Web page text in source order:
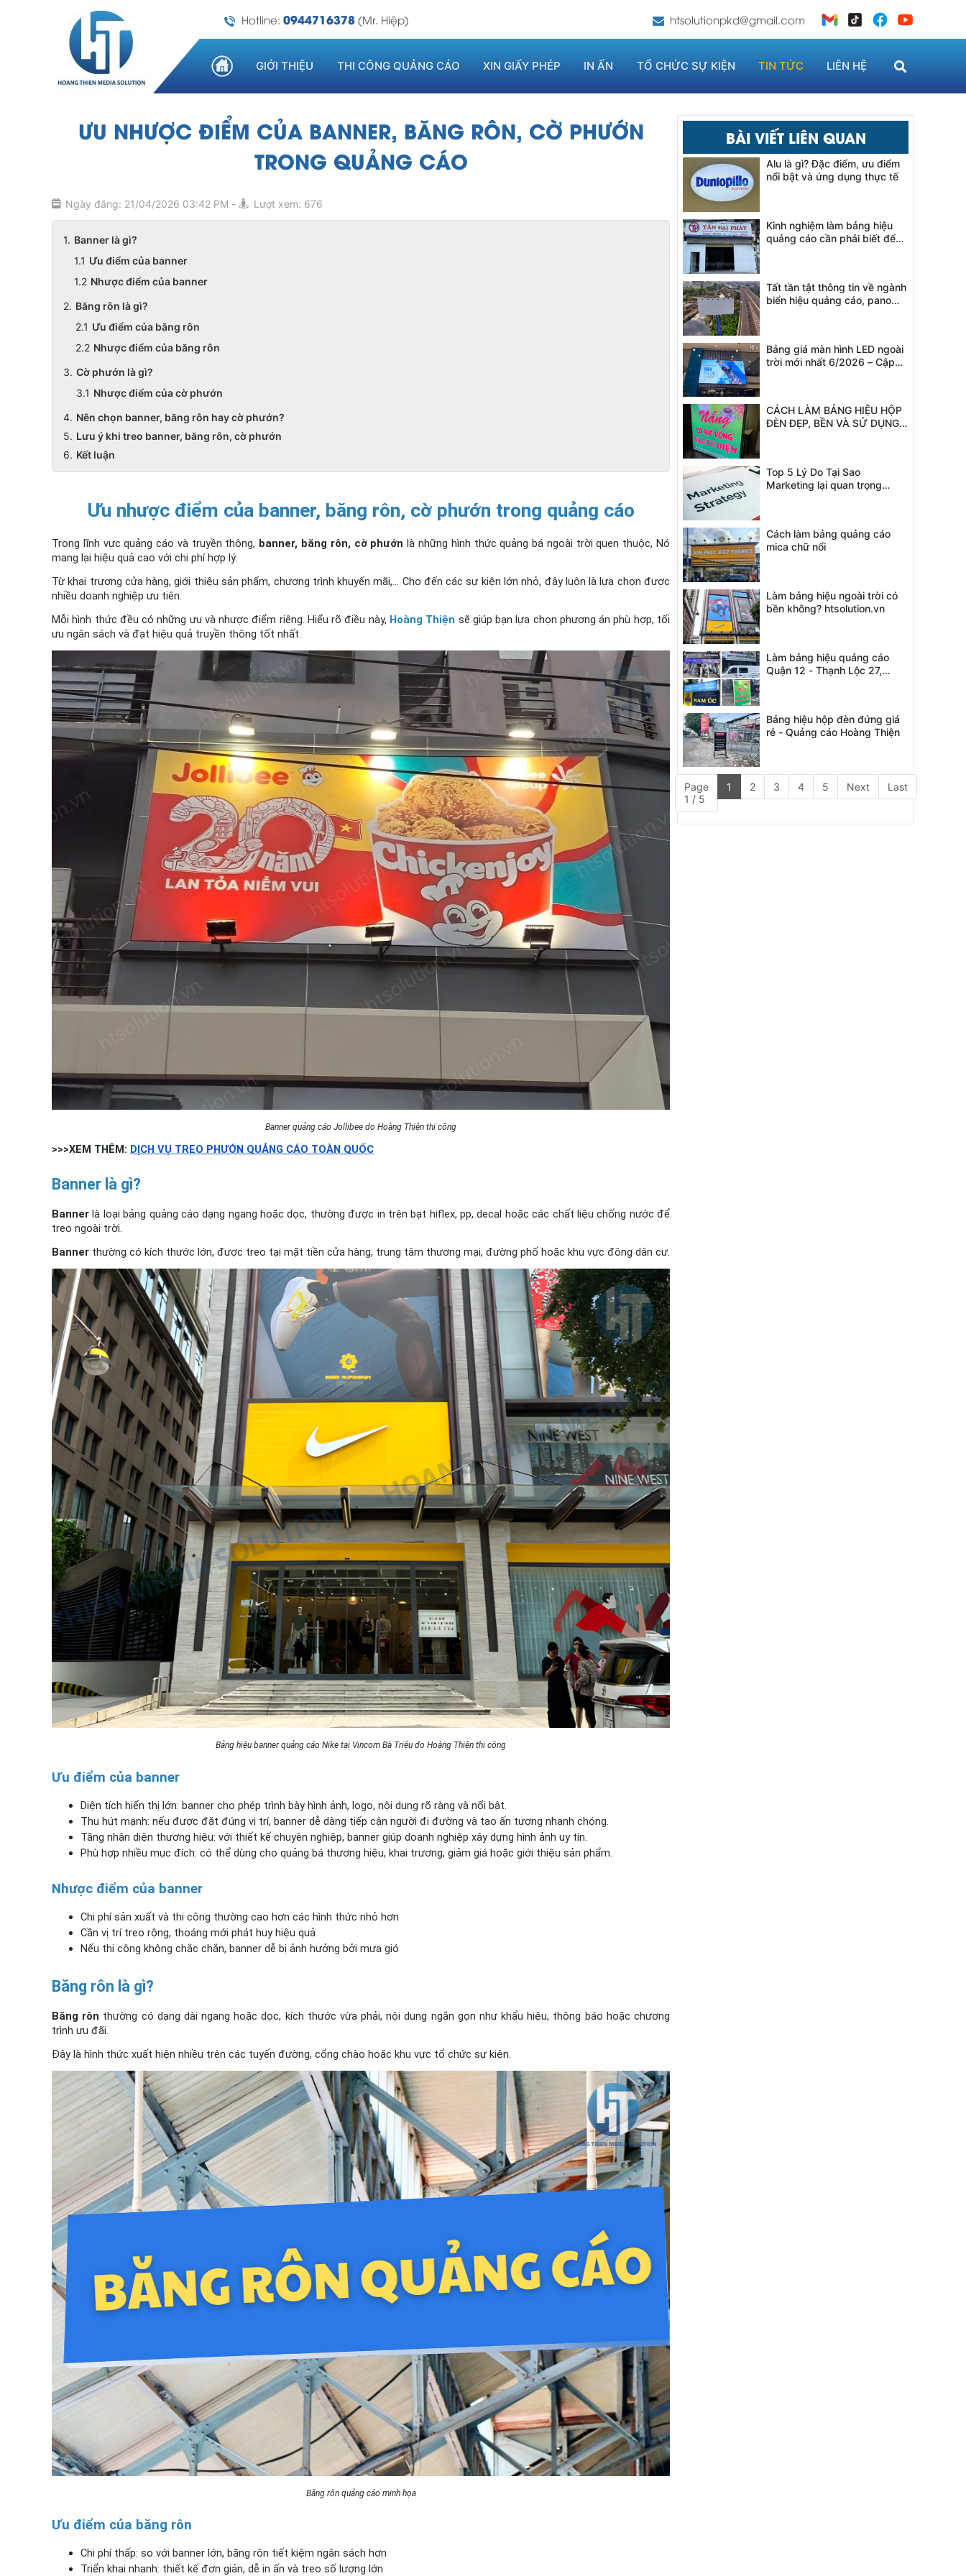
Hotline: 0944716378 (Mr. Hiệp) htsolutionpkd@gmail.com
GIỚI THIỆU THI CÔNG QUẢNG CÁO XIN GIẤY PHÉP IN ẤN TỔ CHỨC SỰ KIỆN TIN TỨC LIÊN HỆ
BÀI VIẾT LIÊN QUAN
Alu là gì? Đặc điểm, ưu điểm
nổi bật và ứng dụng thực tế
Kinh nghiệm làm bảng hiệu
quảng cáo cần phải biết để
Tất tần tật thông tin về ngành
biển hiệu quảng cáo, pano
Bảng giá màn hình LED ngoài
trời mới nhất 6/2026 – Cập
CÁCH LÀM BẢNG HIỆU HỘP
ĐÈN ĐẸP, BỀN VÀ SỬ DỤNG
Top 5 Lý Do Tại Sao
Marketing lại quan trọng
Cách làm bảng quảng cáo
mica chữ nổi
Làm bảng hiệu ngoài trời có
bền không? htsolution.vn
Làm bảng hiệu quảng cáo
Quận 12 - Thạnh Lộc 27,
Bảng hiệu hộp đèn đứng giá
rẻ - Quảng cáo Hoàng Thiện
Page
1 / 5
1 2 3 4 5 Next Last
ƯU NHƯỢC ĐIỂM CỦA BANNER, BĂNG RÔN, CỜ PHƯỚN
TRONG QUẢNG CÁO
Ngày đăng: 21/04/2026 03:42 PM - Lượt xem: 676
Banner là gì?
Ưu điểm của banner
Nhược điểm của banner
Băng rôn là gì?
Ưu điểm của băng rôn
Nhược điểm của băng rôn
Cờ phướn là gì?
Nhược điểm của cờ phướn
Nên chọn banner, băng rôn hay cờ phướn?
Lưu ý khi treo banner, băng rôn, cờ phướn
Kết luận
Ưu nhược điểm của banner, băng rôn, cờ phướn trong quảng cáo
Trong lĩnh vực quảng cáo và truyền thông, banner, băng rôn, cờ phướn là những hình thức quảng bá ngoài trời quen thuộc, Nó
mang lại hiệu quả cao với chi phí hợp lý.
Từ khai trương cửa hàng, giới thiệu sản phẩm, chương trình khuyến mãi,... Cho đến các sự kiện lớn nhỏ, đây luôn là lựa chọn được
nhiều doanh nghiệp ưu tiên.
Mỗi hình thức đều có những ưu và nhược điểm riêng. Hiểu rõ điều này, Hoàng Thiện sẽ giúp bạn lựa chọn phương án phù hợp, tối
ưu ngân sách và đạt hiệu quả truyền thông tốt nhất.
Banner quảng cáo Jollibee do Hoàng Thiện thi công
>>>XEM THÊM: DỊCH VỤ TREO PHƯỚN QUẢNG CÁO TOÀN QUỐC
Banner là gì?
Banner là loại bảng quảng cáo dạng ngang hoặc dọc, thường được in trên bạt hiflex, pp, decal hoặc các chất liệu chống nước để
treo ngoài trời.
Banner thường có kích thước lớn, được treo tại mặt tiền cửa hàng, trung tâm thương mại, đường phố hoặc khu vực đông dân cư.
Bảng hiệu banner quảng cáo Nike tại Vincom Bà Triệu do Hoàng Thiện thi công
Ưu điểm của banner
Diện tích hiển thị lớn: banner cho phép trình bày hình ảnh, logo, nội dung rõ ràng và nổi bật.
Thu hút mạnh: nếu được đặt đúng vị trí, banner dễ dàng tiếp cận người đi đường và tạo ấn tượng nhanh chóng.
Tăng nhận diện thương hiệu: với thiết kế chuyên nghiệp, banner giúp doanh nghiệp xây dựng hình ảnh uy tín.
Phù hợp nhiều mục đích: có thể dùng cho quảng bá thương hiệu, khai trương, giảm giá hoặc giới thiệu sản phẩm.
Nhược điểm của banner
Chi phí sản xuất và thi công thường cao hơn các hình thức nhỏ hơn
Cần vị trí treo rộng, thoáng mới phát huy hiệu quả
Nếu thi công không chắc chắn, banner dễ bị ảnh hưởng bởi mưa gió
Băng rôn là gì?
Băng rôn thường có dạng dài ngang hoặc dọc, kích thước vừa phải, nội dung ngắn gọn như khẩu hiệu, thông báo hoặc chương
trình ưu đãi.
Đây là hình thức xuất hiện nhiều trên các tuyến đường, cổng chào hoặc khu vực tổ chức sự kiện.
Băng rôn quảng cáo minh họa
Ưu điểm của băng rôn
Chi phí thấp: so với banner lớn, băng rôn tiết kiệm ngân sách hơn
Triển khai nhanh: thiết kế đơn giản, dễ in ấn và treo số lượng lớn